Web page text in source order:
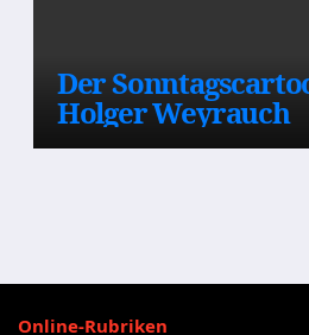
Der
Holger Weyrauch
Online-Rubriken